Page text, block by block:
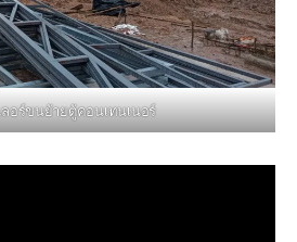
ลอร์ขนย้ายตู้คอนเทนเนอร์